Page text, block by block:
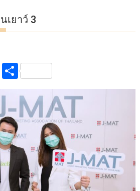
เยาว์ 3
C
p
S
ar
e